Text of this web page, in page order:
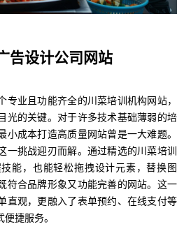
告设计公司网站
专业且功能齐全的川菜培训机构网站，
光的关键。对于许多技术基础薄弱的培
小成本打造高质量网站曾是一大难题。
一挑战迎刃而解。通过精选的川菜培训
能，也能轻松拖拽设计元素，替换图
符合品牌形象又功能完善的网站。这一
直观，更融入了表单预约、在线支付等
捷服务。